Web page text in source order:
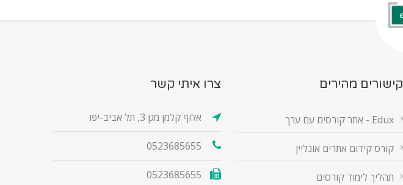
קישורים מהירים
Edux - אתר קורסים עם ערך
קורס קידום אתרים אונליין
תהליך לימוד קורסים
צרו איתי קשר
אלוף קלמן מגן 3, תל אביב-יפו
0523685655
0523685655